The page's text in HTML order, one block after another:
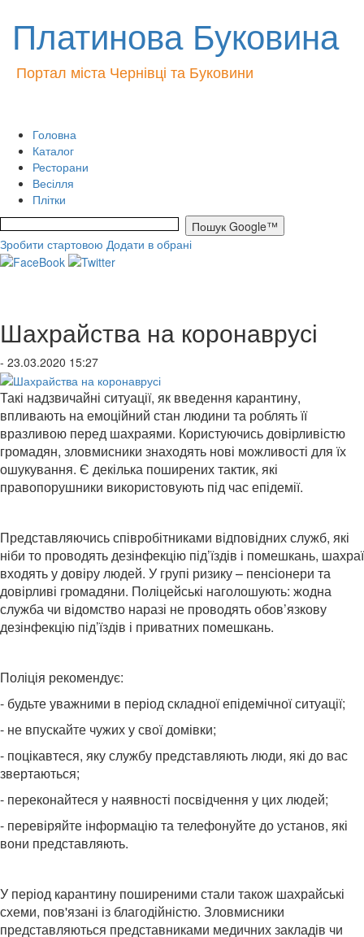
Платинова Буковина
Портал міста Чернівці та Буковини
Головна
Каталог
Ресторани
Весілля
Плітки
Зробити стартовою Додати в обрані
Шахрайства на коронаврусі
- 23.03.2020 15:27
Такі надзвичайні ситуації, як введення карантину,
впливають на емоційний стан людини та роблять її
вразливою перед шахраями. Користуючись довірливістю
громадян, зловмисники знаходять нові можливості для їх
ошукування. Є декілька поширених тактик, які
правопорушники використовують під час епідемії.
Представляючись співробітниками відповідних служб, які
ніби то проводять дезінфекцію під’їздів і помешкань, шахраї
входять у довіру людей. У групі ризику – пенсіонери та
довірливі громадяни. Поліцейські наголошують: жодна
служба чи відомство наразі не проводять обов’язкову
дезінфекцію під’їздів і приватних помешкань.
Поліція рекомендує:
- будьте уважними в період складної епідемічної ситуації;
- не впускайте чужих у свої домівки;
- поцікавтеся, яку службу представляють люди, які до вас
звертаються;
- переконайтеся у наявності посвідчення у цих людей;
- перевіряйте інформацію та телефонуйте до установ, які
вони представляють.
У період карантину поширеними стали також шахрайські
схеми, пов'язані із благодійністю. Зловмисники
представляються представниками медичних закладів чи